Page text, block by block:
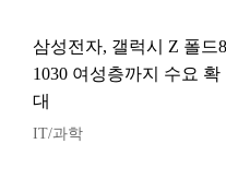
삼성전자, 갤럭시 Z 폴드8
1030 여성층까지 수요 확
대
IT/과학